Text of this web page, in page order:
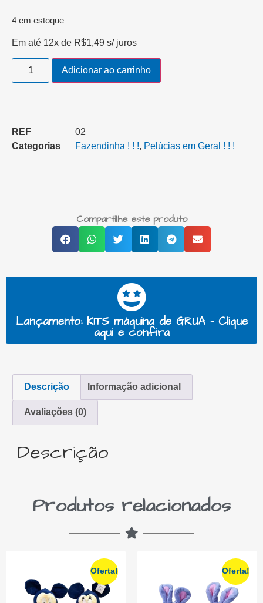
4 em estoque
Em até 12x de R$1,49 s/ juros
Adicionar ao carrinho
REF
02
Categorias
Fazendinha ! ! !, Pelúcias em Geral ! ! !
Compartilhe este produto
Lançamento: KITS máquina de GRUA - Clique
aqui e confira
Descrição Informação adicional
Avaliações (0)
Descrição
Produtos relacionados
Oferta! Oferta!